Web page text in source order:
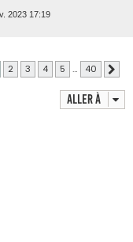
2023 17:19
1sur40
2 3 4 5 … 40
Aller à